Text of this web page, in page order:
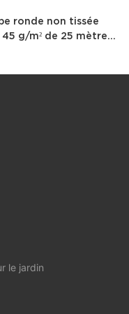
ronde non tissée
45 g/m² de 25 mètres
le jardin